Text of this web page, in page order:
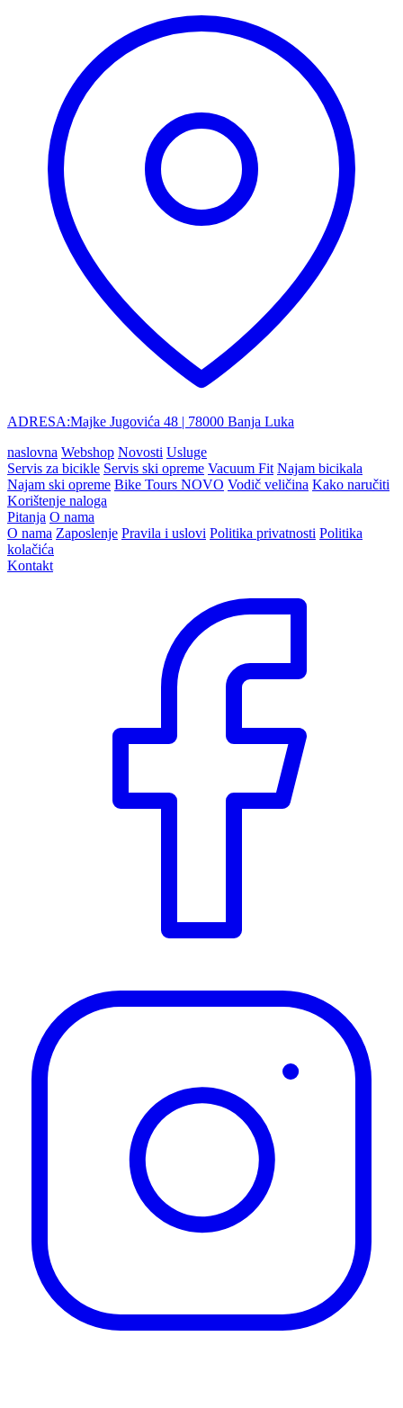
ADRESA:Majke Jugovića 48 | 78000 Banja Luka
naslovna Webshop Novosti Usluge
Servis za bicikle Servis ski opreme Vacuum Fit Najam bicikala
Najam ski opreme Bike Tours NOVO Vodič veličina Kako naručiti
Korištenje naloga
Pitanja O nama
O nama Zaposlenje Pravila i uslovi Politika privatnosti Politika
kolačića
Kontakt